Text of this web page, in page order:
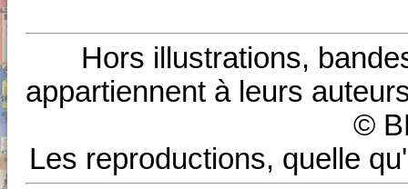
Hors illustrations,
appartiennent à leurs
©
Les reproductions, quelle